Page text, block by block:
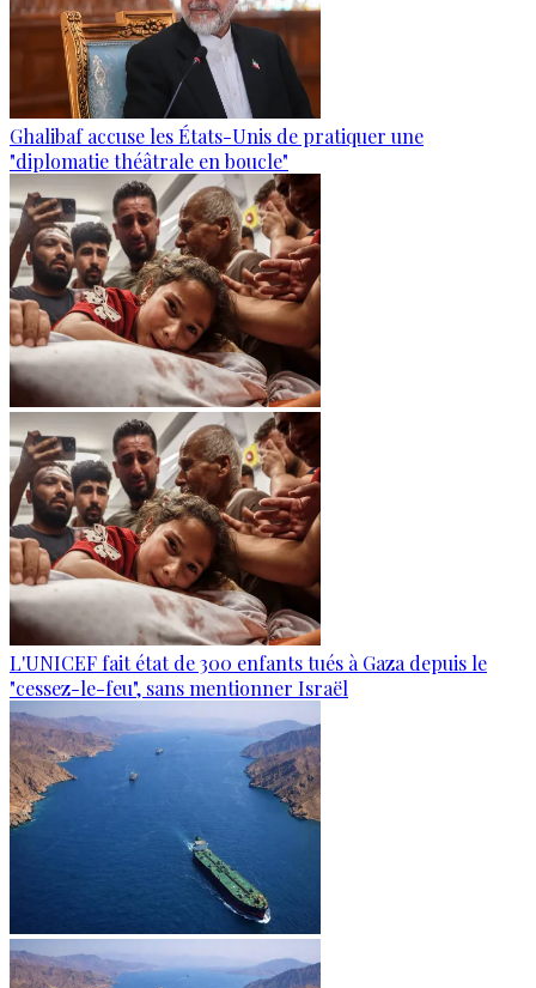
Ghalibaf accuse les États-Unis de pratiquer une
"diplomatie théâtrale en boucle"
L'UNICEF fait état de 300 enfants tués à Gaza depuis le
"cessez-le-feu", sans mentionner Israël